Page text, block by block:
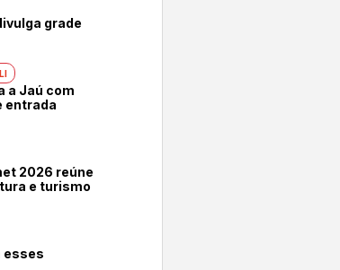
grade
a Jaú com
entrada
2026 reúne
e turismo
esses